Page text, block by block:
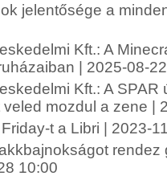
jelentősége a
Kft.: A
| 2025-08-
Kft.: A SPAR
mozdul a zene |
t a Libri | 2023-
rendez
10:00